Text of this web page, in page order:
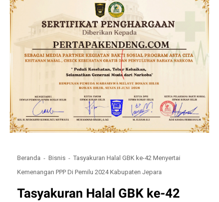
Beranda Bisnis
Tasyakuran Halal GBK ke-42 Menyertai
Kemenangan PPP Di Pemilu 2024 Kabupaten Jepara
Tasyakuran Halal GBK ke-42